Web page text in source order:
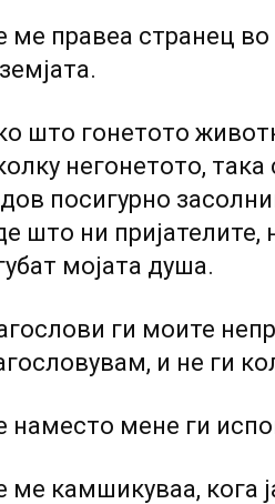
ме правеа странец
што гонетото
негонетото, така
посигурно
што ни пријателите,
мојата душа.
ги моите
и не ги
наместо мене ги
ме камшикуваа, кога